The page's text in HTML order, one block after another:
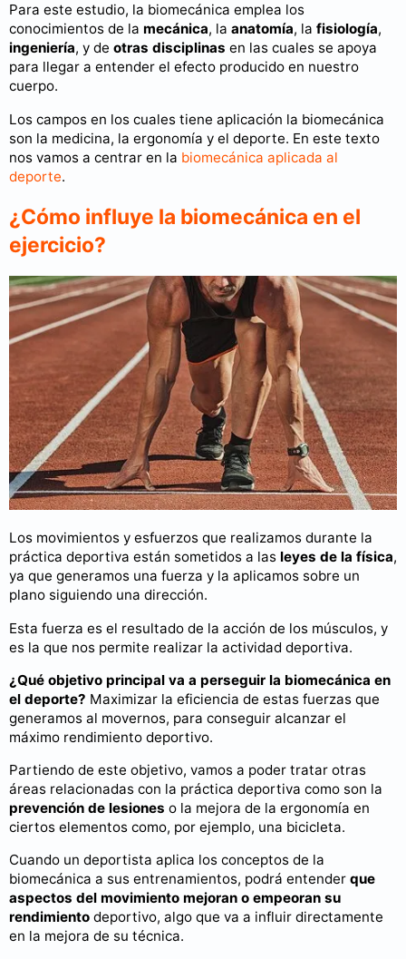
Para este estudio, la biomecánica emplea los
conocimientos de la mecánica, la anatomía, la fisiología,
ingeniería, y de otras disciplinas en las cuales se apoya
para llegar a entender el efecto producido en nuestro
cuerpo.
Los campos en los cuales tiene aplicación la biomecánica
son la medicina, la ergonomía y el deporte. En este texto
nos vamos a centrar en la biomecánica aplicada al
deporte.
¿Cómo influye la biomecánica en el
ejercicio?
Los movimientos y esfuerzos que realizamos durante la
práctica deportiva están sometidos a las leyes de la física,
ya que generamos una fuerza y la aplicamos sobre un
plano siguiendo una dirección.
Esta fuerza es el resultado de la acción de los músculos, y
es la que nos permite realizar la actividad deportiva.
¿Qué objetivo principal va a perseguir la biomecánica en
el deporte? Maximizar la eficiencia de estas fuerzas que
generamos al movernos, para conseguir alcanzar el
máximo rendimiento deportivo.
Partiendo de este objetivo, vamos a poder tratar otras
áreas relacionadas con la práctica deportiva como son la
prevención de lesiones o la mejora de la ergonomía en
ciertos elementos como, por ejemplo, una bicicleta.
Cuando un deportista aplica los conceptos de la
biomecánica a sus entrenamientos, podrá entender que
aspectos del movimiento mejoran o empeoran su
rendimiento deportivo, algo que va a influir directamente
en la mejora de su técnica.